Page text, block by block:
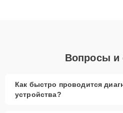
Вопросы и
Как быстро проводится
устройства?